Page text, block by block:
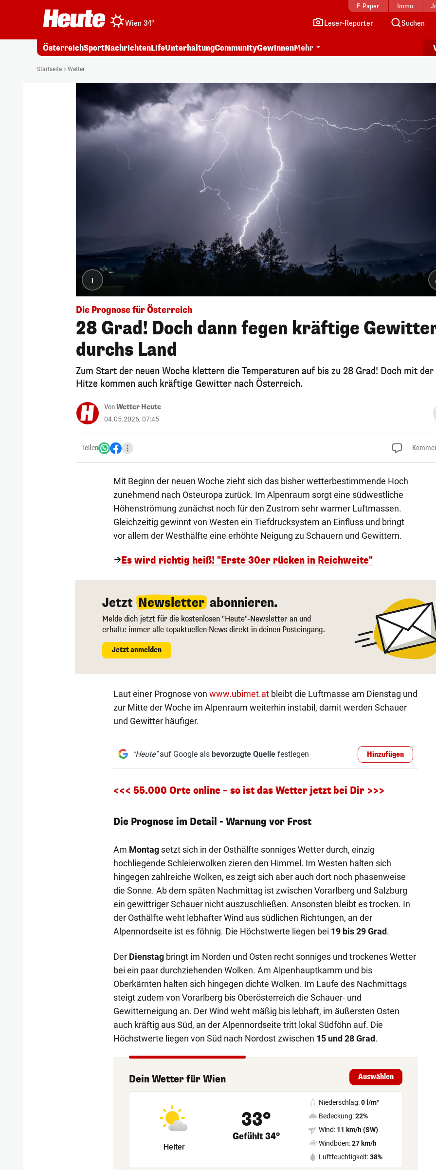
E-Paper Immo
Wien 34° Leser-Reporter Suchen
ÖsterreichSportNachrichtenLifeUnterhaltungCommunityGewinnenMehr
Startseite Wetter
i
Die Prognose für Österreich
28 Grad! Doch dann fegen kräftige
durchs Land
Zum Start der neuen Woche klettern die Temperaturen auf bis zu 28 Grad! Doch mit der
Hitze kommen auch kräftige Gewitter nach Österreich.
VonWetter Heute
04.05.2026, 07:45
Teilen
Mit Beginn der neuen Woche zieht sich das bisher wetterbestimmende Hoch
zunehmend nach Osteuropa zurück. Im Alpenraum sorgt eine südwestliche
Höhenströmung zunächst noch für den Zustrom sehr warmer Luftmassen.
Gleichzeitig gewinnt von Westen ein Tiefdrucksystem an Einfluss und bringt
vor allem der Westhälfte eine erhöhte Neigung zu Schauern und Gewittern.
Es wird richtig heiß! "Erste 30er rücken in Reichweite"
JetztNewsletter abonnieren.
Melde dich jetzt für die kostenlosen "Heute"-Newsletter an und
erhalte immer alle topaktuellen News direkt in deinen Posteingang.
Jetzt anmelden
Laut einer Prognose von www.ubimet.atbleibt die Luftmasse am Dienstag und
zur Mitte der Woche im Alpenraum weiterhin instabil, damit werden Schauer
und Gewitter häufiger.
"Heute"auf Google als bevorzugte Quellefestlegen Hinzufügen
<<< 55.000 Orte online – so ist das Wetter jetzt bei Dir >>>
Die Prognose im Detail - Warnung vor Frost
Am Montagsetzt sich in der Osthälfte sonniges Wetter durch, einzig
hochliegende Schleierwolken zieren den Himmel. Im Westen halten sich
hingegen zahlreiche Wolken, es zeigt sich aber auch dort noch phasenweise
die Sonne. Ab dem späten Nachmittag ist zwischen Vorarlberg und Salzburg
ein gewittriger Schauer nicht auszuschließen. Ansonsten bleibt es trocken. In
der Osthälfte weht lebhafter Wind aus südlichen Richtungen, an der
Alpennordseite ist es föhnig. Die Höchstwerte liegen bei 19 bis 29 Grad.
Der Dienstagbringt im Norden und Osten recht sonniges und trockenes Wetter
bei ein paar durchziehenden Wolken. Am Alpenhauptkamm und bis
Oberkärnten halten sich hingegen dichte Wolken. Im Laufe des Nachmittags
steigt zudem von Vorarlberg bis Oberösterreich die Schauer- und
Gewitterneigung an. Der Wind weht mäßig bis lebhaft, im äußersten Osten
auch kräftig aus Süd, an der Alpennordseite tritt lokal Südföhn auf. Die
Höchstwerte liegen von Süd nach Nordost zwischen 15 und 28 Grad.
Dein WetterfürWien Auswählen
Heiter
33°
Gefühlt 34°
Niederschlag:0 l/m²
Bedeckung:22%
Wind: 11 km/h (SW)
Windböen:27 km/h
Luftfeuchtigkeit:38%